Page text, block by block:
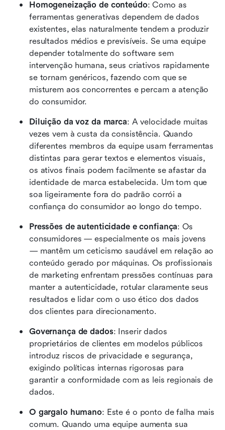
Homogeneização de conteúdo: Como as
ferramentas generativas dependem de dados
existentes, elas naturalmente tendem a produzir
resultados médios e previsíveis. Se uma equipe
depender totalmente do software sem
intervenção humana, seus criativos rapidamente
se tornam genéricos, fazendo com que se
misturem aos concorrentes e percam a atenção
do consumidor.
Diluição da voz da marca: A velocidade muitas
vezes vem à custa da consistência. Quando
diferentes membros da equipe usam ferramentas
distintas para gerar textos e elementos visuais,
os ativos finais podem facilmente se afastar da
identidade de marca estabelecida. Um tom que
soa ligeiramente fora do padrão corrói a
confiança do consumidor ao longo do tempo.
Pressões de autenticidade e confiança: Os
consumidores — especialmente os mais jovens
— mantêm um ceticismo saudável em relação ao
conteúdo gerado por máquinas. Os profissionais
de marketing enfrentam pressões contínuas para
manter a autenticidade, rotular claramente seus
resultados e lidar com o uso ético dos dados
dos clientes para direcionamento.
Governança de dados: Inserir dados
proprietários de clientes em modelos públicos
introduz riscos de privacidade e segurança,
exigindo políticas internas rigorosas para
garantir a conformidade com as leis regionais de
dados.
O gargalo humano: Este é o ponto de falha mais
comum. Quando uma equipe aumenta sua